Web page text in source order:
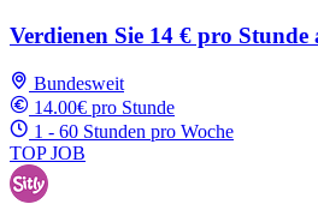
Verdienen Sie 14 € pro
Bundesweit
14.00€ pro Stunde
1 - 60 Stunden pro Woche
TOP JOB